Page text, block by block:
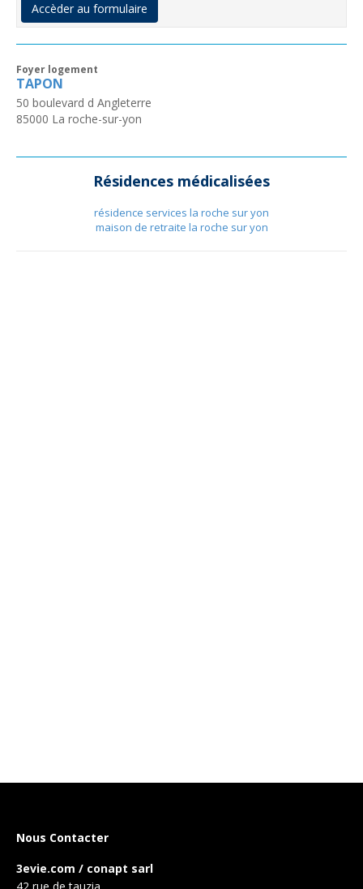
Accèder au formulaire
Foyer logement
TAPON
50 boulevard d Angleterre
85000 La roche-sur-yon
Résidences médicalisées
résidence services la roche sur yon
maison de retraite la roche sur yon
Nous Contacter
3evie.com / conapt sarl